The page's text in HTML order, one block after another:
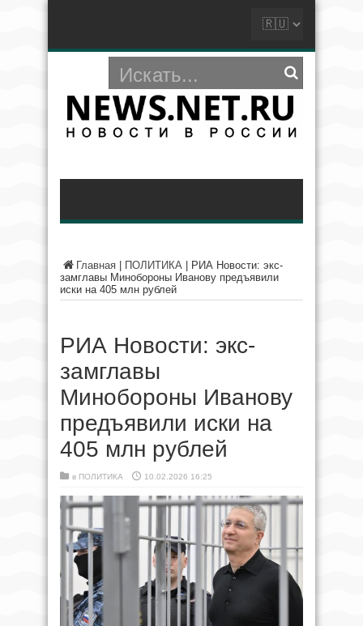
Главная ПОЛИТИКА
РИА Новости: экс-
замглавы Минобороны Иванову предъявили
иски на 405 млн рублей
РИА Новости: экс-
замглавы
Минобороны Иванову
предъявили иски на
405 млн рублей
в ПОЛИТИКА 10.02.2026 16:25